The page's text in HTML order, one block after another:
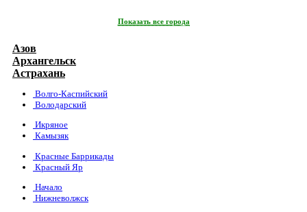
Показать все города
Азов
Архангельск
Астрахань
Волго-Каспийский
Володарский
Икряное
Камызяк
Красные Баррикады
Красный Яр
Начало
Нижневолжск